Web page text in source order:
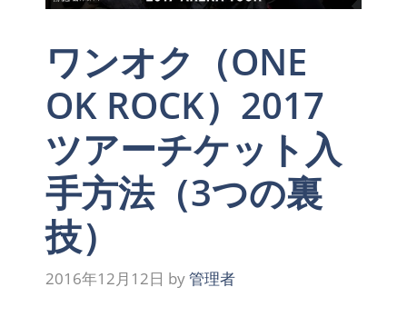
ワンオク（ONE
OK ROCK）2017
ツアーチケット入
手方法（3つの裏
技）
2016年12月12日 by管理者